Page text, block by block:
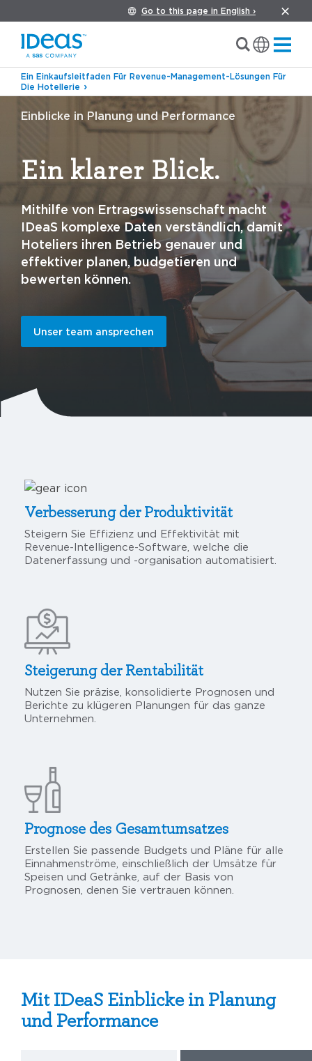
Go to this page in English ›
Ein Einkaufsleitfaden Für Revenue-Management-Lösungen Für
Die Hotellerie
Einblicke in Planung und Performance
Ein klarer Blick.
Mithilfe von Ertragswissenschaft macht
IDeaS komplexe Daten verständlich, damit
Hoteliers ihren Betrieb genauer und
effektiver planen, budgetieren und
bewerten können.
Unser team ansprechen
Verbesserung der Produktivität
Steigern Sie Effizienz und Effektivität mit
Revenue-Intelligence-Software, welche die
Datenerfassung und -organisation automatisiert.
Steigerung der Rentabilität
Nutzen Sie präzise, konsolidierte Prognosen und
Berichte zu klügeren Planungen für das ganze
Unternehmen.
Prognose des Gesamtumsatzes
Erstellen Sie passende Budgets und Pläne für alle
Einnahmenströme, einschließlich der Umsätze für
Speisen und Getränke, auf der Basis von
Prognosen, denen Sie vertrauen können.
Mit IDeaS Einblicke in Planung
und Performance